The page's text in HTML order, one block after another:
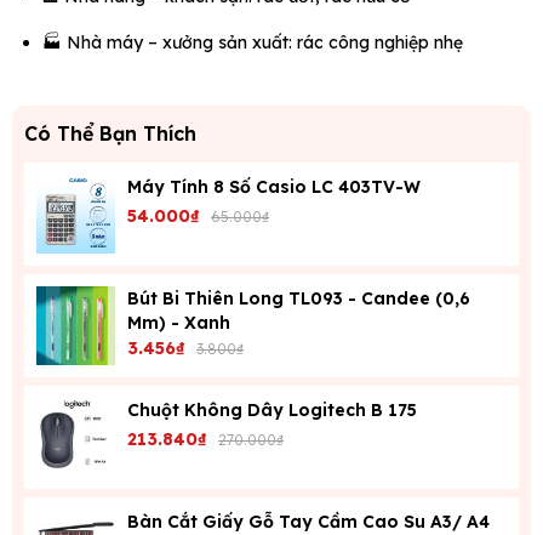
🏭 Nhà máy – xưởng sản xuất: rác công nghiệp nhẹ
Có Thể Bạn Thích
Máy Tính 8 Số Casio LC 403TV-W
54.000₫ 65.000₫
Bút Bi Thiên Long TL093 - Candee (0,6
Mm) - Xanh
3.456₫ 3.800₫
Chuột Không Dây Logitech B 175
213.840₫ 270.000₫
Bàn Cắt Giấy Gỗ Tay Cầm Cao Su A3/ A4